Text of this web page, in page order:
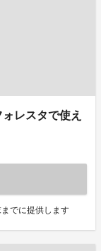
レスタで使え
でに提供します